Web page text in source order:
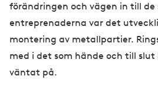
förändringen och vägen in till de
entreprenaderna var det
montering av metallpartier.
med i det som hände och till
väntat på.